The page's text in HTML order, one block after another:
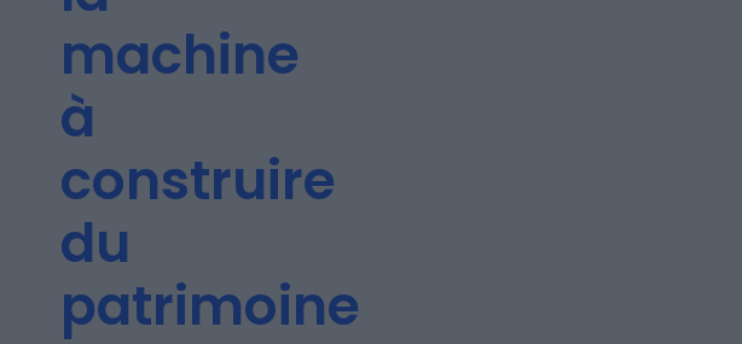
Nous contacter
A propos
machine
à
construire
du
patrimoine